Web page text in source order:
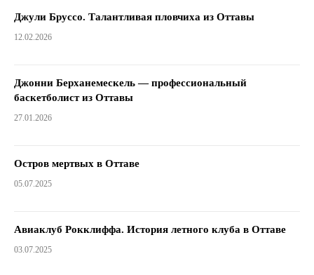
Джули Бруссо. Талантливая пловчиха из Оттавы
12.02.2026
Джонни Берханемескель — профессиональный
баскетболист из Оттавы
27.01.2026
Остров мертвых в Оттаве
05.07.2025
Авиаклуб Рокклиффа. История летного клуба в Оттаве
03.07.2025